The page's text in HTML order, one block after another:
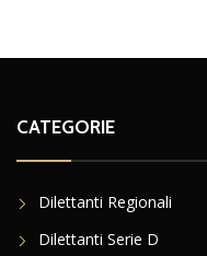
CATEGORIE
Dilettanti Regionali
Dilettanti Serie D